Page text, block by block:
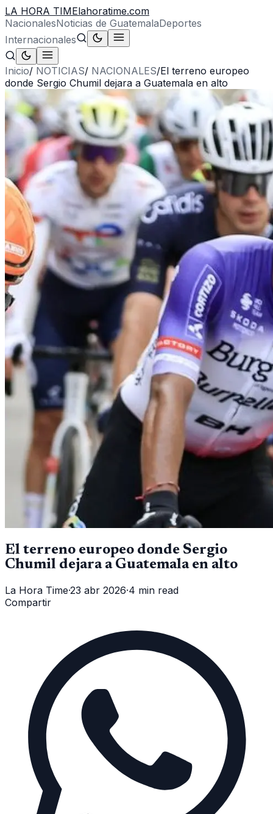
LA HORA TIMElahoratime.com
NacionalesNoticias de GuatemalaDeportes
Internacionales
Inicio/ NOTICIAS/ NACIONALES/El terreno europeo
donde Sergio Chumil dejara a Guatemala en alto
El terreno europeo donde Sergio
Chumil dejara a Guatemala en alto
La Hora Time·23 abr 2026·4 min read
Compartir